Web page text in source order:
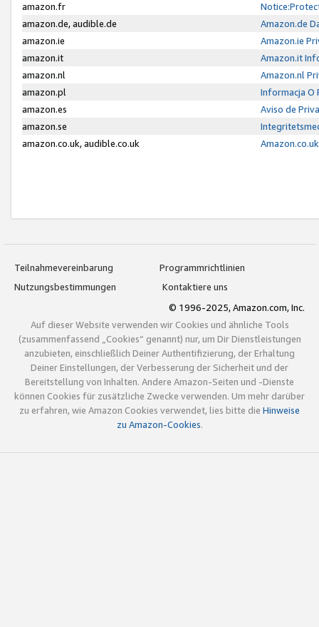
amazon.fr
amazon.de, audible.de
Amazon.de
amazon.ie
Amazon.ie
amazon.it
Amazon.it
amazon.nl
Amazon.nl
amazon.pl
Informacja O
amazon.es
Aviso de
amazon.se
amazon.co.uk, audible.co.uk
Teilnahmevereinbarung
Programmrichtlinien
Nutzungsbestimmungen
Kontaktiere uns
© 1996-2025, Amazon.com, Inc.
Auf dieser Website verwenden wir Cookies und ähnliche Tools
(zusammenfassend „Cookies“ genannt) nur, um Dir Dienstleistungen
anzubieten, einschließlich Deiner Authentifizierung, der Erhaltung
Deiner Einstellungen, der Verbesserung der Sicherheit und der
Bereitstellung von Inhalten. Andere Amazon-Seiten und -Dienste
können Cookies für zusätzliche Zwecke verwenden. Um mehr darüber
zu erfahren, wie Amazon Cookies verwendet, lies bitte die Hinweise
zu Amazon-Cookies.